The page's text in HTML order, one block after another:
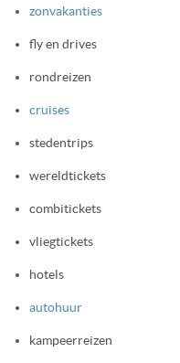
zonvakanties
fly en drives
rondreizen
cruises
stedentrips
wereldtickets
combitickets
vliegtickets
hotels
autohuur
kampeerreizen